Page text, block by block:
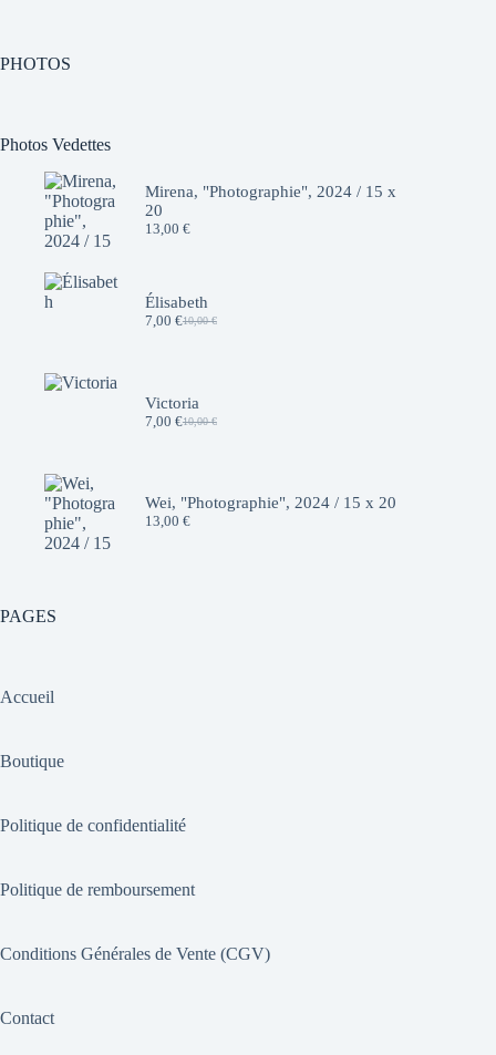
PHOTOS
Photos Vedettes
Mirena, "Photographie", 2024 / 15 x
20
13,00 €
Élisabeth
10,00€
Le
10,00 €.
7,00 €Le
7,00 €.
Victoria
10,00€
Le
10,00 €.
7,00 €Le
7,00 €.
Wei, "Photographie", 2024 / 15 x 20
13,00 €
PAGES
Accueil
Boutique
Politique de confidentialité
Politique de remboursement
Conditions Générales de Vente (CGV)
Contact